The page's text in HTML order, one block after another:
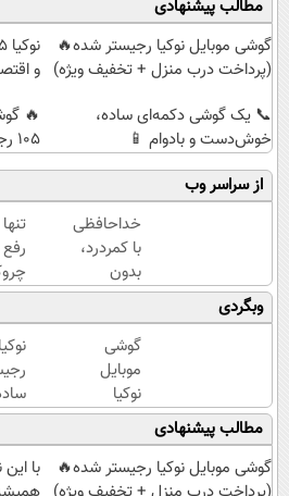
مطالب پیشنهادی
گوشی موبایل نوکیا رجیستر شده🔥
(پرداخت درب منزل + تخفیف ویژه) و
📞 یک گوشی دکمه‌ای ساده،
خوش‌دست و بادوام 📱
105 رجیستر شده 🔥
از سراسر وب
خداحافظی
با کمردرد،
بدون
قرص و
آمپول
رفع
که
دارد
وبگردی
گوشی
موبایل
نوکیا
رجیستر
شده🔥
(پرداخت
درب
و
مطالب پیشنهادی
گوشی موبایل نوکیا رجیستر شده🔥
با